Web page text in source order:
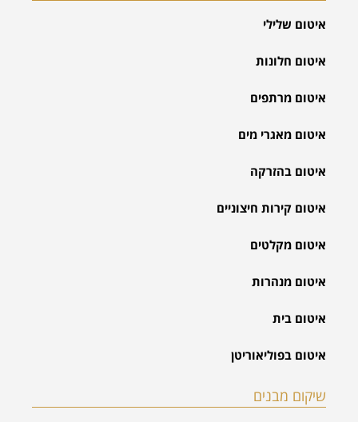
איטום שלילי
איטום חלונות
איטום מרתפים
איטום מאגרי מים
איטום בהזרקה
איטום קירות חיצוניים
איטום מקלטים
איטום מנהרות
איטום בית
איטום בפוליאוריטן
שיקום מבנים